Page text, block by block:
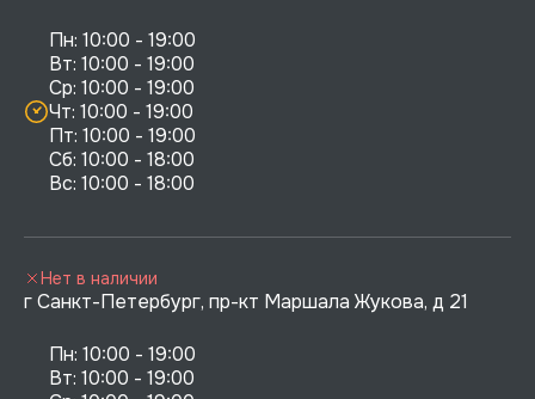
Пн: 10:00 - 19:00
Вт: 10:00 - 19:00
Ср: 10:00 - 19:00
Чт: 10:00 - 19:00
Пт: 10:00 - 19:00
Сб: 10:00 - 18:00
г Санкт-Петербург, пр-кт Маршала Жукова, д 21
Пн: 10:00 - 19:00
Вт: 10:00 - 19:00
Нет в наличии